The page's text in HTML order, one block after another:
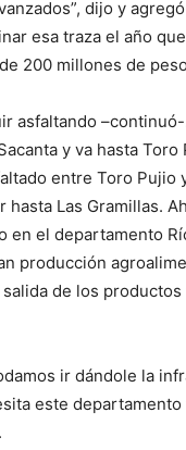
dijo y
esa traza el año
200 millones de
asfaltando
y va hasta Toro
entre Toro Pujio
hasta Las Gramillas.
en el departamento
producción
de los
ir dándole la
este departamento